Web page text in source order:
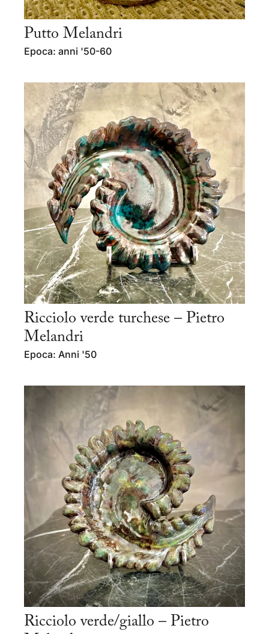
Putto Melandri
Epoca: anni '50-60
Ricciolo verde turchese – Pietro
Melandri
Epoca: Anni '50
Ricciolo verde/giallo – Pietro